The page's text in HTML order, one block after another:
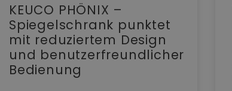
KEUCO PHÖNIX –
Spiegelschrank punktet
mit reduziertem Design
und benutzerfreundlicher
Bedienung